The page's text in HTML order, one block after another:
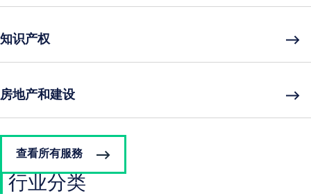
知识产权
房地产和建设
查看所有服務
行业分类